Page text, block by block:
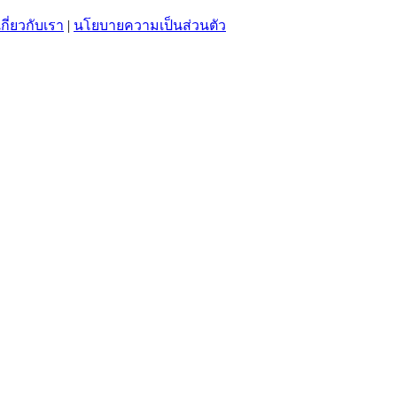
กี่ยวกับเรา | นโยบายความเป็นส่วนตัว